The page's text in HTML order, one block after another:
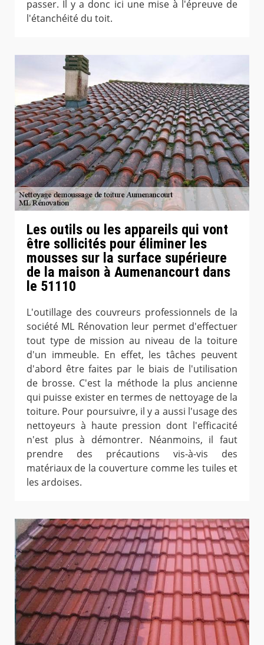
passer. Il y a donc ici une mise à l'épreuve de
l'étanchéité du toit.
Les outils ou les appareils qui vont
être sollicités pour éliminer les
mousses sur la surface supérieure
de la maison à Aumenancourt dans
le 51110
L'outillage des couvreurs professionnels de la
société ML Rénovation leur permet d'effectuer
tout type de mission au niveau de la toiture
d'un immeuble. En effet, les tâches peuvent
d'abord être faites par le biais de l'utilisation
de brosse. C'est la méthode la plus ancienne
qui puisse exister en termes de nettoyage de la
toiture. Pour poursuivre, il y a aussi l'usage des
nettoyeurs à haute pression dont l'efficacité
n'est plus à démontrer. Néanmoins, il faut
prendre des précautions vis-à-vis des
matériaux de la couverture comme les tuiles et
les ardoises.